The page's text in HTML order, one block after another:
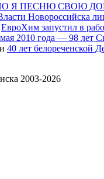
Я ПЕСНЮ СВОЮ
Новороссийска
ЕвроХим запустил в
2010 года — 98 лет
40 лет белореченской
2003-2026